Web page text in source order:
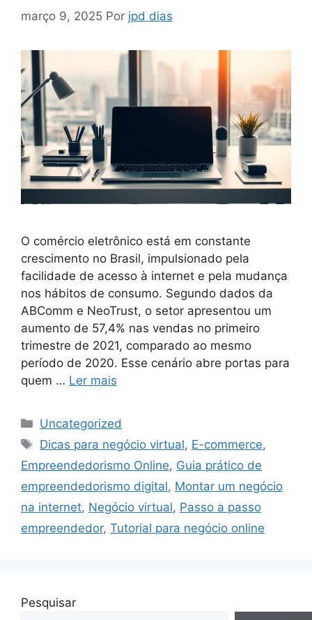
março 9, 2025 Por jpd dias
O comércio eletrônico está em constante
crescimento no Brasil, impulsionado pela
facilidade de acesso à internet e pela mudança
nos hábitos de consumo. Segundo dados da
ABComm e NeoTrust, o setor apresentou um
aumento de 57,4% nas vendas no primeiro
trimestre de 2021, comparado ao mesmo
período de 2020. Esse cenário abre portas para
quem … Ler mais
Categorias
Uncategorized
Tags
Dicas para negócio virtual, E-commerce,
Empreendedorismo Online, Guia prático de
empreendedorismo digital, Montar um negócio
na internet, Negócio virtual, Passo a passo
empreendedor, Tutorial para negócio online
Pesquisar